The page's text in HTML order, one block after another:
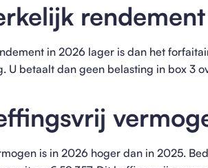
rendement
in 2026 lager is dan het
U betaalt dan geen belasting in box 3
is in 2026 hoger dan in 2025.